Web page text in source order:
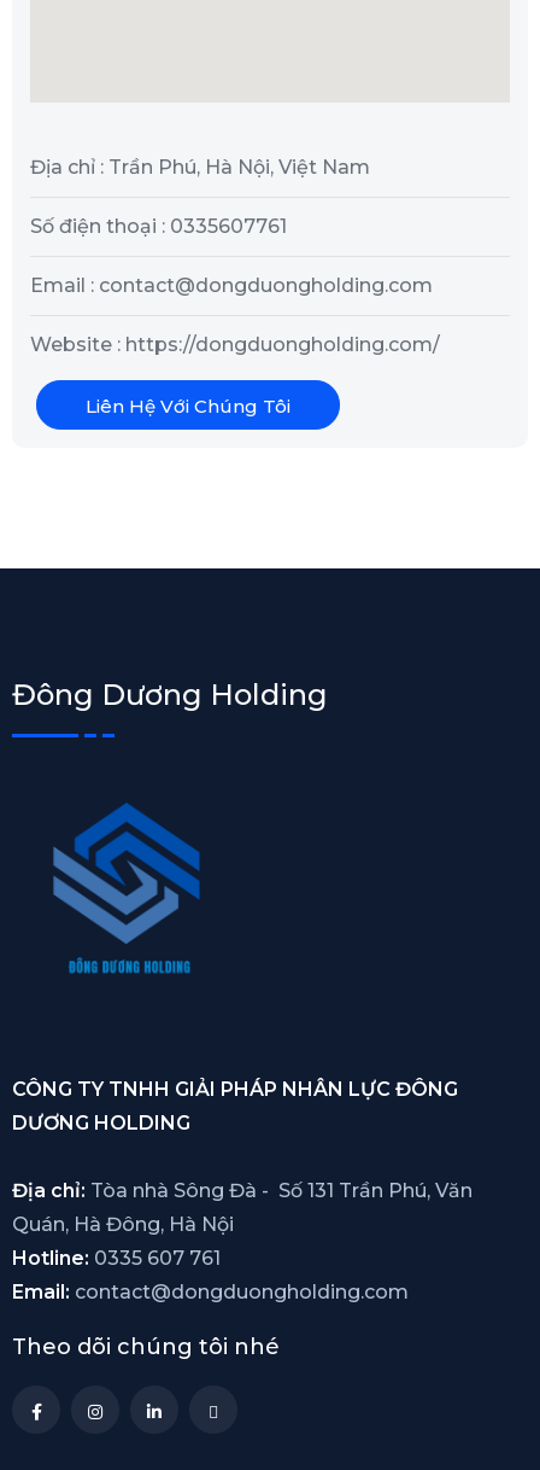
Địa chỉ : Trần Phú, Hà Nội, Việt Nam
Số điện thoại : 0335607761
Email : contact@dongduongholding.com
Website : https://dongduongholding.com/
Liên Hệ Với Chúng Tôi
Đông Dương Holding
CÔNG TY TNHH GIẢI PHÁP NHÂN LỰC ĐÔNG
DƯƠNG HOLDING
Địa chỉ: Tòa nhà Sông Đà - Số 131 Trần Phú, Văn
Quán, Hà Đông, Hà Nội
Hotline: 0335 607 761
Email: contact@dongduongholding.com
Theo dõi chúng tôi nhé